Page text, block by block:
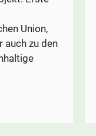
Union,
auch zu den